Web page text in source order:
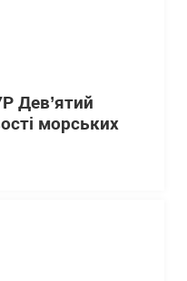
Дев’ятий
морських